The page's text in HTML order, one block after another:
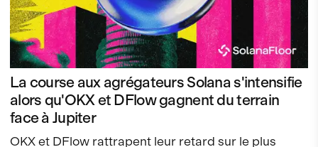
La course aux agrégateurs Solana s'intensifie
alors qu'OKX et DFlow gagnent du terrain
face à Jupiter
OKX et DFlow rattrapent leur retard sur le plus